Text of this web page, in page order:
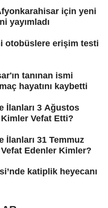
için yeni
yayımladı
otobüslere erişim testi
tanınan ismi
hayatını kaybetti
İlanları 3 Ağustos
Vefat Etti?
İlanları 31 Temmuz
Edenler Kimler?
katiplik heyecanı